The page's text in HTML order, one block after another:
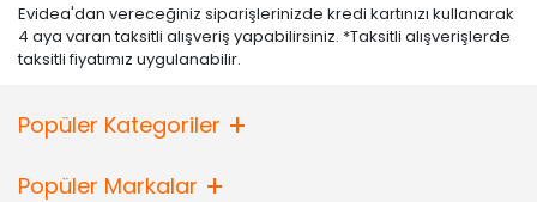
Evidea'dan vereceğiniz siparişlerinizde kredi kartınızı kullanarak
4 aya varan taksitli alışveriş yapabilirsiniz. *Taksitli alışverişlerde
taksitli fiyatımız uygulanabilir.
Popüler Kategoriler
Popüler Markalar